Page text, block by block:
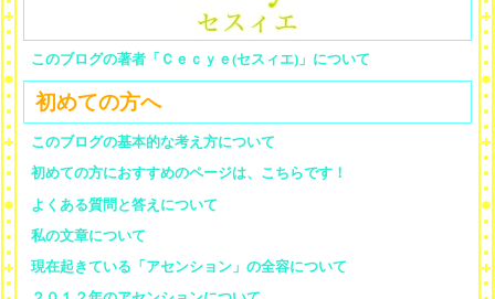
このブログの著者「Ｃｅｃｙｅ(セスィエ)」について
初めての方へ
このブログの基本的な考え方について
初めての方におすすめのページは、こちらです！
よくある質問と答えについて
私の文章について
現在起きている「アセンション」の全容について